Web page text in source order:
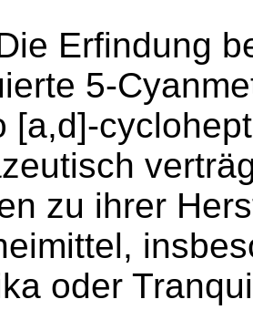
Erfindung
5-
[a,d]-
zu ihrer
oder